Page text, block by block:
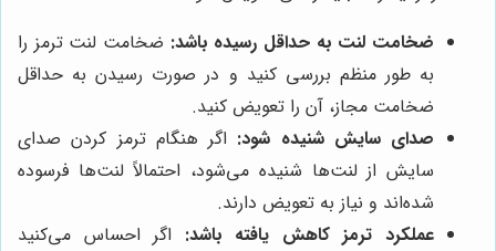
ضخامت لنت به حداقل رسیده باشد: ضخامت لنت ترمز را
به طور منظم بررسی کنید و در صورت رسیدن به حداقل
ضخامت مجاز، آن را تعویض کنید.
صدای سایش شنیده شود: اگر هنگام ترمز کردن صدای
سایش از لنت‌ها شنیده می‌شود، احتمالاً لنت‌ها فرسوده
شده‌اند و نیاز به تعویض دارند.
عملکرد ترمز کاهش یافته باشد: اگر احساس می‌کنید